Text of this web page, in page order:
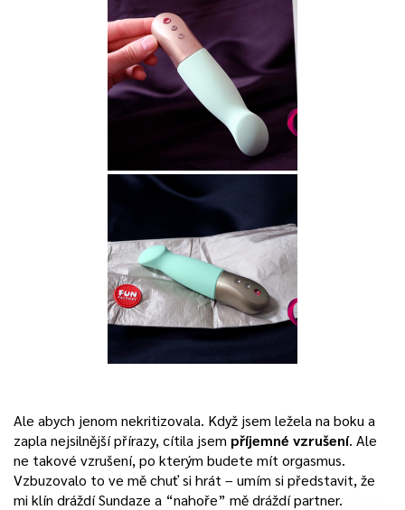
Ale abych jenom nekritizovala. Když jsem ležela na boku a
zapla nejsilnější přírazy, cítila jsem příjemné vzrušení. Ale
ne takové vzrušení, po kterým budete mít orgasmus.
Vzbuzovalo to ve mě chuť si hrát – umím si představit, že
mi klín dráždí Sundaze a “nahoře” mě dráždí partner.